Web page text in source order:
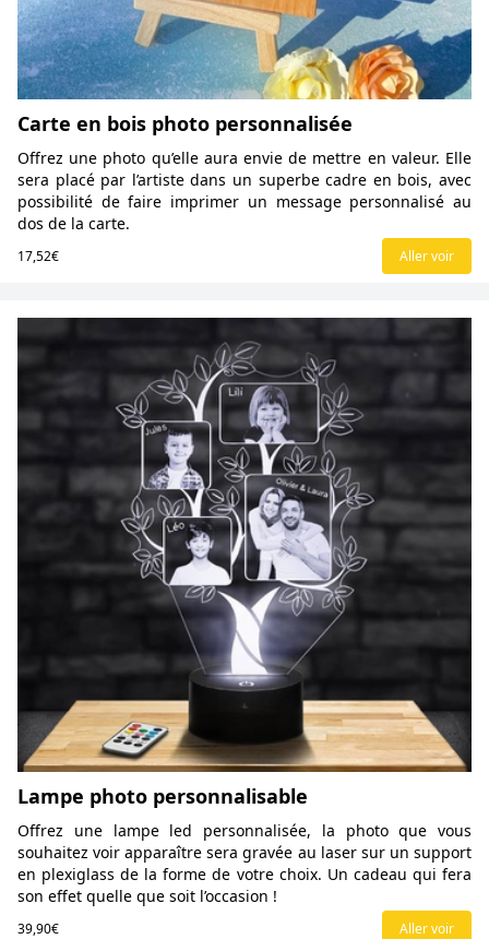
Carte en bois photo personnalisée
Offrez une photo qu’elle aura envie de mettre en valeur. Elle
sera placé par l’artiste dans un superbe cadre en bois, avec
possibilité de faire imprimer un message personnalisé au
dos de la carte.
17,52€ Aller voir
Lampe photo personnalisable
Offrez une lampe led personnalisée, la photo que vous
souhaitez voir apparaître sera gravée au laser sur un support
en plexiglass de la forme de votre choix. Un cadeau qui fera
son effet quelle que soit l’occasion !
39,90€ Aller voir